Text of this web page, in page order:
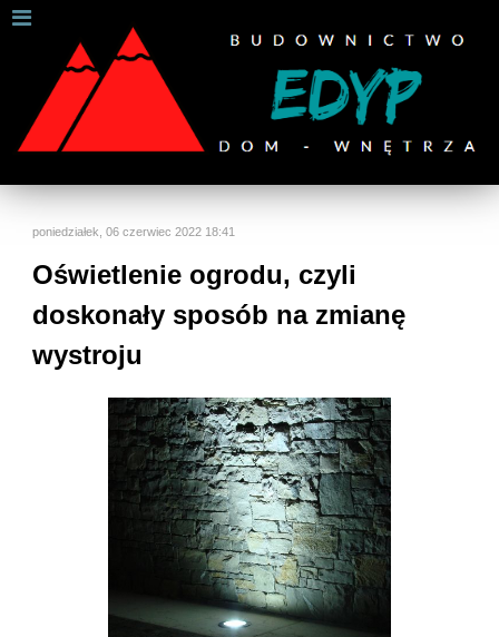
poniedziałek, 06 czerwiec 2022 18:41
Oświetlenie ogrodu, czyli
doskonały sposób na zmianę
wystroju
W celu zapewnienia jak najlepszych usług online, ta
strona korzysta z plików cookies.
Jeśli korzystasz z naszej strony internetowej, wyrażasz zgodę na
używanie naszych plików cookies.Dalsze informacje
Rozumiem